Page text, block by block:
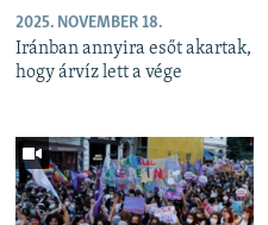
2025. NOVEMBER 18.
Iránban annyira esőt akartak,
hogy árvíz lett a vége